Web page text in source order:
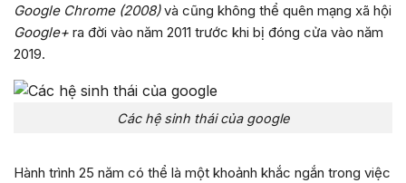
Google Chrome (2008)và cũng không thể quên mạng xã hội
Google+ ra đời vào năm 2011 trước khi bị đóng cửa vào năm
2019.
Các hệ sinh thái của google
Hành trình 25 năm có thể là một khoảnh khắc ngắn trong việc